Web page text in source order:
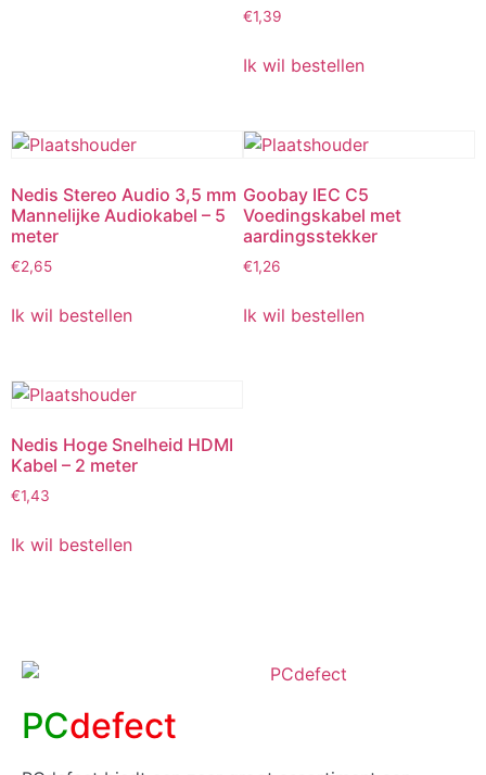
€1,39
Ik wil bestellen
Nedis Stereo Audio 3,5 mm
Mannelijke Audiokabel – 5
meter
€2,65
Ik wil bestellen
Goobay IEC C5
Voedingskabel met
aardingsstekker
€1,26
Ik wil bestellen
Nedis Hoge Snelheid HDMI
Kabel – 2 meter
€1,43
Ik wil bestellen
PCdefect